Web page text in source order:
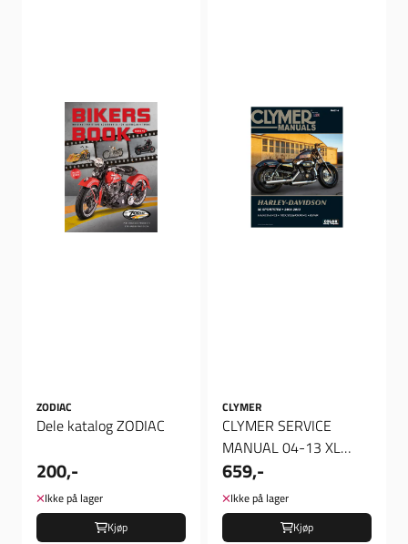
ZODIAC
Dele katalog ZODIAC
200,-
Ikke på lager
Kjøp
CLYMER
CLYMER SERVICE
MANUAL 04-13 XL
SPORTSTER
659,-
Ikke på lager
Kjøp